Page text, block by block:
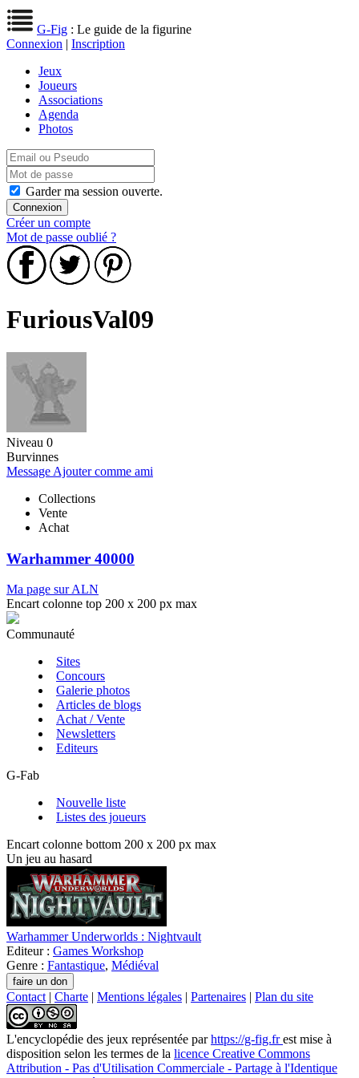
G-Fig : Le guide de la figurine
Connexion | Inscription
Jeux
Joueurs
Associations
Agenda
Photos
Garder ma session ouverte.
Créer un compte
Mot de passe oublié ?
FuriousVal09
Niveau 0
Burvinnes
Message Ajouter comme ami
Collections
Vente
Achat
Warhammer 40000
Ma page sur ALN
Encart colonne top 200 x 200 px max
Communauté
Sites
Concours
Galerie photos
Articles de blogs
Achat / Vente
Newsletters
Editeurs
G-Fab
Nouvelle liste
Listes des joueurs
Encart colonne bottom 200 x 200 px max
Un jeu au hasard
Warhammer Underworlds : Nightvault
Editeur : Games Workshop
Genre : Fantastique, Médiéval
Contact | Charte | Mentions légales | Partenaires | Plan du site
L'encyclopédie des jeux représentée parhttps://g-fig.frest mise à
disposition selon les termes de la licence Creative Commons
Attribution - Pas d'Utilisation Commerciale - Partage à l'Identique